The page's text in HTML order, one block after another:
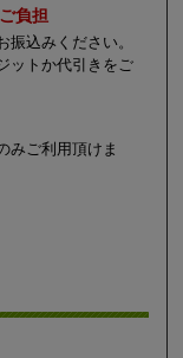
負担
込みください。
ットか代引きをご
みご利用頂けま